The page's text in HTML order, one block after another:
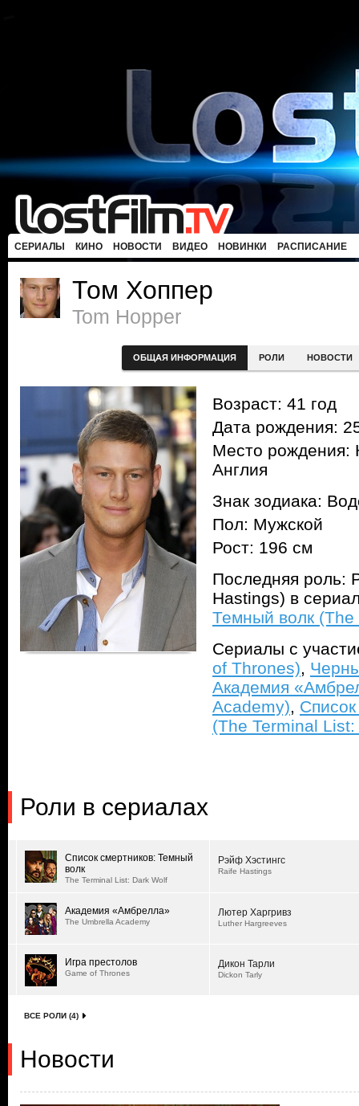
СЕРИАЛЫ КИНО НОВОСТИ ВИДЕО НОВИНКИ РАСПИСАНИЕ
Том Хоппер
Tom Hopper
ОБЩАЯ ИНФОРМАЦИЯ РОЛИ НОВОСТИ
Возраст: 41 год
Дата рождения:
Место рождения:
Англия
Знак зодиака:
Пол: Мужской
Рост: 196 см
Последняя роль:
Hastings) в
Темный волк
Сериалы с
of Thrones),
Академия
Academy),
(The Terminal
Роли в сериалах
Список смертников: Темный
волк
The Terminal List: Dark Wolf
Рэйф Хэстингс
Raife Hastings
Академия «Амбрелла»
The Umbrella Academy
Лютер Харгривз
Luther Hargreeves
Игра престолов
Game of Thrones
Дикон Тарли
Dickon Tarly
ВСЕ РОЛИ (4)
Новости